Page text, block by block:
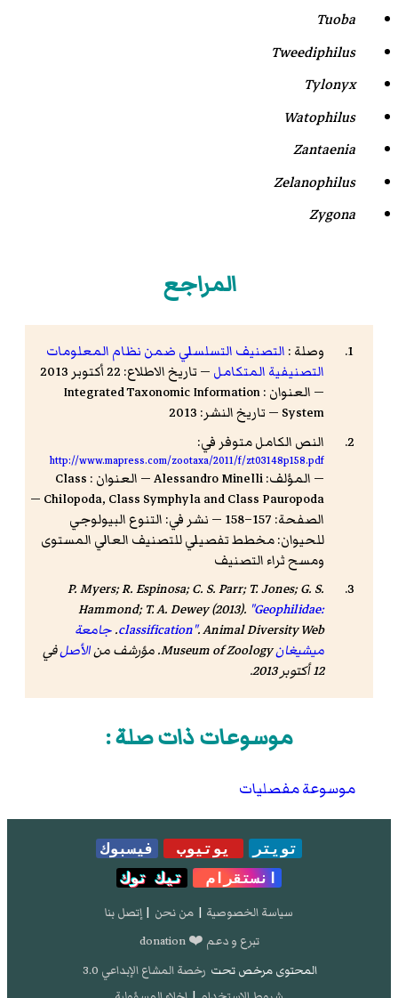
Tuoba
Tweediphilus
Tylonyx
Watophilus
Zantaenia
Zelanophilus
Zygona
المراجع
وصلة : التصنيف التسلسلي ضمن نظام المعلومات
التصنيفية المتكامل
— تاريخ الاطلاع: 22 أكتوبر 2013
— العنوان : Integrated Taxonomic Information
System — تاريخ النشر: 2013
النص الكامل متوفر في:
http://www.mapress.com/zootaxa/2011/f/zt03148p158.pdf
— المؤلف: Alessandro Minelli — العنوان : Class
Chilopoda, Class Symphyla and Class Pauropoda —
الصفحة: 157–158 — نشر في: التنوع البيولوجي
للحيوان: مخطط تفصيلي للتصنيف العالي المستوى
ومسح ثراء التصنيف
P. Myers; R. Espinosa; C. S. Parr; T. Jones; G. S.
Hammond; T. A. Dewey (2013). "Geophilidae:
classification".Animal Diversity Web
.جامعة
ميشيغانMuseum of Zoology. مؤرشف من الأصلفي
12 أكتوبر 2013
.
موسوعات ذات صلة :
موسوعة مفصليات
تويتر يوتيوب
فيسبوك
انستقرام
تيك توك
سياسة الخصوصية | من نحن | إتصل بنا
تبرع و دعم ❤️ donation
المحتوى مرخص تحت رخصة المشاع الإبداعي 3.0